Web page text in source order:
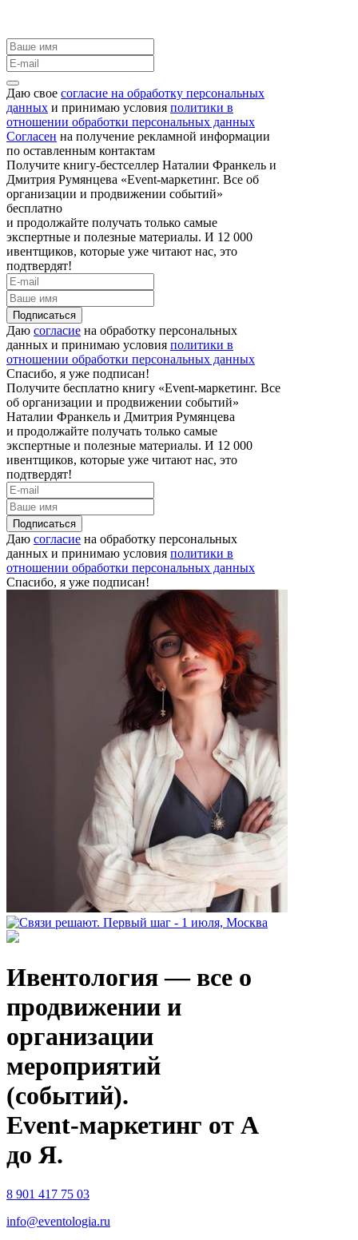
Даю свое согласие на обработку персональных
данных и принимаю условия политики в
отношении обработки персональных данных
Согласен на получение рекламной информации
по оставленным контактам
Получите книгу-бестселлер Наталии Франкель и
Дмитрия Румянцева «Event-маркетинг. Все об
организации и продвижении событий»
бесплатно
и продолжайте получать только самые
экспертные и полезные материалы. И 12 000
ивентщиков, которые уже читают нас, это
подтвердят!
Подписаться
Даю согласие на обработку персональных
данных и принимаю условия политики в
отношении обработки персональных данных
Спасибо, я уже подписан!
Получите бесплатно книгу «Event-маркетинг. Все
об организации и продвижении событий»
Наталии Франкель и Дмитрия Румянцева
и продолжайте получать только самые
экспертные и полезные материалы. И 12 000
ивентщиков, которые уже читают нас, это
подтвердят!
Подписаться
Даю согласие на обработку персональных
данных и принимаю условия политики в
отношении обработки персональных данных
Спасибо, я уже подписан!
Ивентология — все о
продвижении и
организации
мероприятий
(событий).
Event-маркетинг от А
до Я.
8 901 417 75 03
info@eventologia.ru